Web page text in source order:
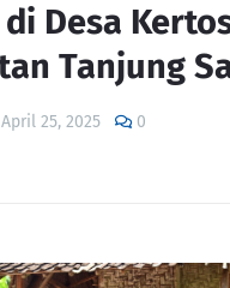
Desa
Tanjung
April 25, 2025 0